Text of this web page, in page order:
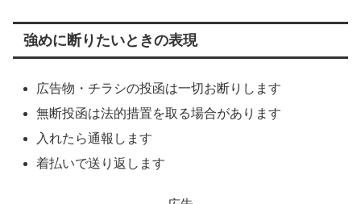
強めに断りたいときの表現
広告物・チラシの投函は一切お断りします
無断投函は法的措置を取る場合があります
入れたら通報します
着払いで送り返します